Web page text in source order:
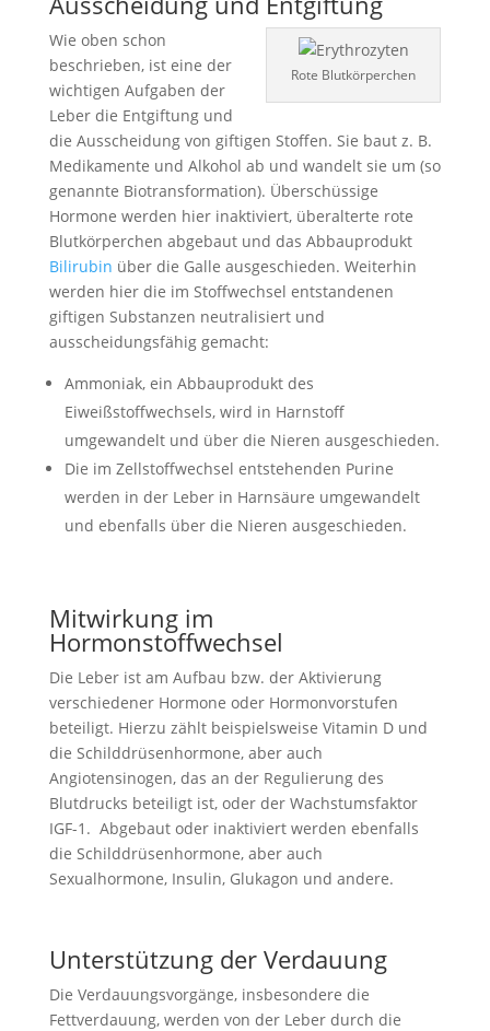
Rote Blutkörperchen
Wie oben schon
beschrieben, ist eine der
wichtigen Aufgaben der
Leber die Entgiftung und
die Ausscheidung von giftigen Stoffen. Sie baut z. B.
Medikamente und Alkohol ab und wandelt sie um (so
genannte Biotransformation). Überschüssige
Hormone werden hier inaktiviert, überalterte rote
Blutkörperchen abgebaut und das Abbauprodukt
Bilirubin über die Galle ausgeschieden. Weiterhin
werden hier die im Stoffwechsel entstandenen
giftigen Substanzen neutralisiert und
ausscheidungsfähig gemacht:
Ammoniak, ein Abbauprodukt des
Eiweißstoffwechsels, wird in Harnstoff
umgewandelt und über die Nieren ausgeschieden.
Die im Zellstoffwechsel entstehenden Purine
werden in der Leber in Harnsäure umgewandelt
und ebenfalls über die Nieren ausgeschieden.
Mitwirkung im
Hormonstoffwechsel
Die Leber ist am Aufbau bzw. der Aktivierung
verschiedener Hormone oder Hormonvorstufen
beteiligt. Hierzu zählt beispielsweise Vitamin D und
die Schilddrüsenhormone, aber auch
Angiotensinogen, das an der Regulierung des
Blutdrucks beteiligt ist, oder der Wachstumsfaktor
IGF-1. Abgebaut oder inaktiviert werden ebenfalls
die Schilddrüsenhormone, aber auch
Sexualhormone, Insulin, Glukagon und andere.
Unterstützung der Verdauung
Die Verdauungsvorgänge, insbesondere die
Fettverdauung, werden von der Leber durch die